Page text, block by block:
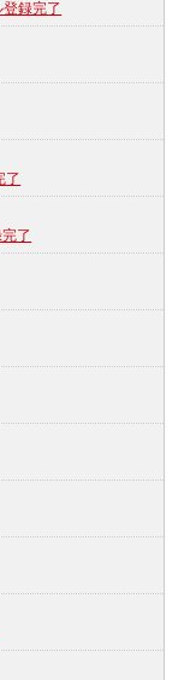
録完了
了
了